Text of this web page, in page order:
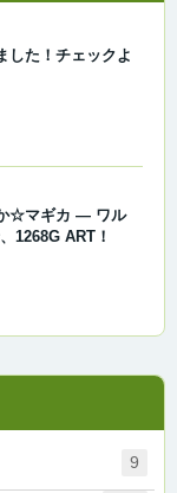
した！チェックよ
☆マギカ ― ワル
1268G ART！
9